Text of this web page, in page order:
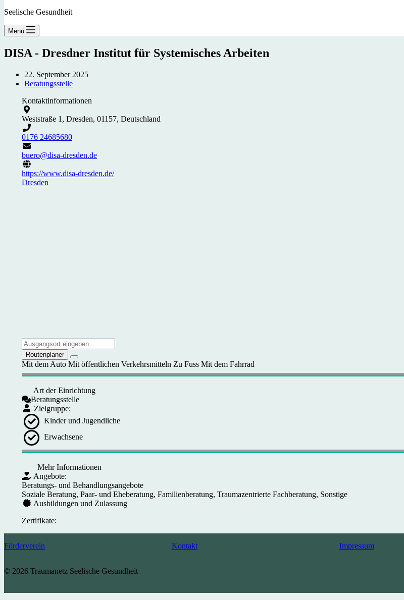
Seelische Gesundheit
Menü
DISA - Dresdner Institut für Systemisches Arbeiten
22. September 2025
Beratungsstelle
Kontaktinformationen
Weststraße 1, Dresden, 01157, Deutschland
0176 24685680
buero@disa-dresden.de
https://www.disa-dresden.de/
Dresden
Routenplaner
Mit dem Auto Mit öffentlichen Verkehrsmitteln Zu Fuss Mit dem Fahrrad
Art der Einrichtung
Beratungsstelle
Zielgruppe:
Kinder und Jugendliche
Erwachsene
Mehr Informationen
Angebote:
Beratungs- und Behandlungsangebote
Soziale Beratung, Paar- und Eheberatung, Familienberatung, Traumazentrierte Fachberatung, Sonstige
Ausbildungen und Zulassung
Zertifikate:
Förderverein Kontakt Impressum
© 2026 Traumanetz Seelische Gesundheit